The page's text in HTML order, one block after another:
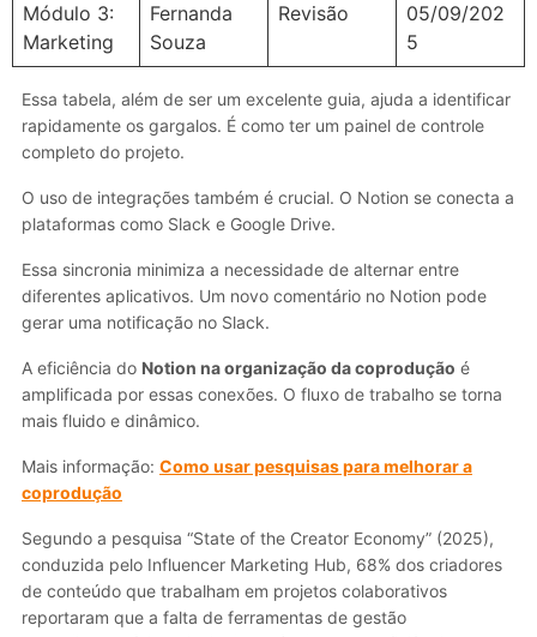
Módulo 3:
Marketing
Fernanda
Souza
Revisão
05/09/202
5
Essa tabela, além de ser um excelente guia, ajuda a identificar
rapidamente os gargalos. É como ter um painel de controle
completo do projeto.
O uso de integrações também é crucial. O Notion se conecta a
plataformas como Slack e Google Drive.
Essa sincronia minimiza a necessidade de alternar entre
diferentes aplicativos. Um novo comentário no Notion pode
gerar uma notificação no Slack.
A eficiência do Notion na organização da coprodução é
amplificada por essas conexões. O fluxo de trabalho se torna
mais fluido e dinâmico.
Mais informação: Como usar pesquisas para melhorar a
coprodução
Segundo a pesquisa “State of the Creator Economy” (2025),
conduzida pelo Influencer Marketing Hub, 68% dos criadores
de conteúdo que trabalham em projetos colaborativos
reportaram que a falta de ferramentas de gestão